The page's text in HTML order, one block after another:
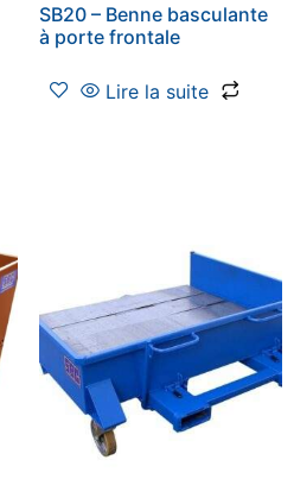
SB20 – Benne basculante
à porte frontale
Lire la suite